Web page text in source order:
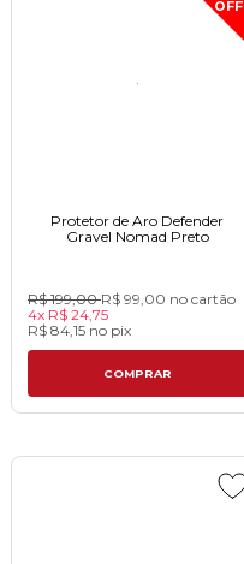
OFF
Protetor de Aro Defender
Gravel Nomad Preto
R$ 199,00R$ 99,00 no cartão
4x R$ 24,75
R$ 84,15 no pix
COMPRAR